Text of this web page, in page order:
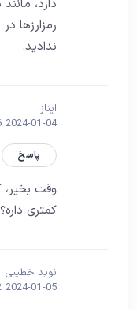
دارد،
رمزارزها
ندادید.
ایناز
2024-01-04 8:16 ب.ظ
پاسخ
وقت بخیر،
کمتری داره؟
نوید خطیبی
2024-01-05 4:02 ق.ظ